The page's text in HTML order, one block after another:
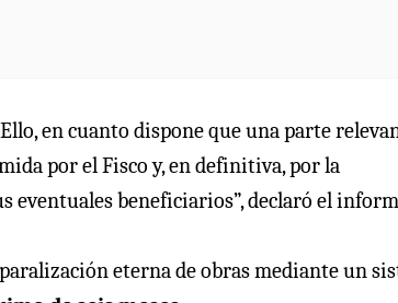
Ello, en cuanto dispone que una parte
por el Fisco y, en definitiva, por la
eventuales beneficiarios”, declaró el
eterna de obras mediante un